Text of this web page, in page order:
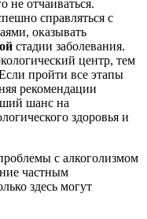
не отчаиваться.
справляться с
оказывать
стадии заболевания.
центр, тем
пройти все этапы
рекомендации
шанс на
здоровья и
с алкоголизмом
частным
здесь могут